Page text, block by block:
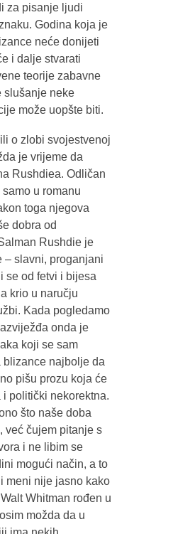
za pisanje ljudi
Godina koja je
neće donijeti
i dalje stvarati
teorije zabavne
slušanje neke
može uopšte biti.
o zlobi svojestvenoj
je vrijeme da
Rushdiea. Odličan
u romanu
toga njegova
dobra od
Rushdie je
– slavni, proganjani
se od fetvi i bijesa
krio u naručju
Kada pogledamo
onda je
koji se sam
blizance najbolje da
pišu prozu koja će
i politički nekorektna.
što naše doba
već čujem pitanje s
i ne libim se
mogući način, a to
meni nije jasno kako
Whitman rođen u
možda da u